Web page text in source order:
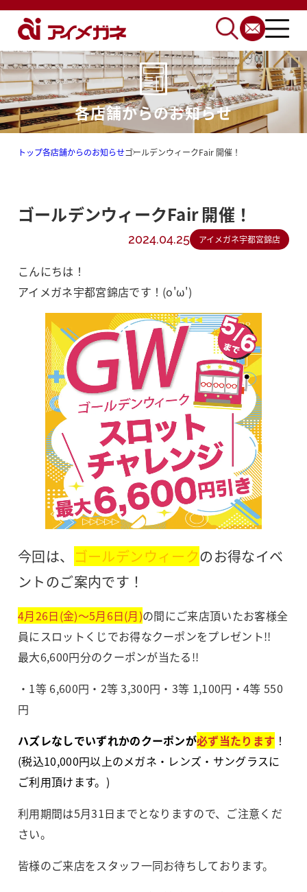
各店舗からのお知らせ
トップ各店舗からのお知らせゴールデンウィークFair 開催！
ゴールデンウィークFair 開催！
2024.04.25 アイメガネ宇都宮錦店
こんにちは！
アイメガネ宇都宮錦店です！(o'ω')
今回は、 ゴールデンウィークのお得なイベ
ントのご案内です！
4月26日(金)～5月6日(月)の間にご来店頂いたお客様全
員にスロットくじでお得なクーポンをプレゼント!!
最大6,600円分のクーポンが当たる!!
・1等 6,600円・2等 3,300円・3等 1,100円・4等 550
円
ハズレなしでいずれかのクーポンが必ず当たります ！
(税込10,000円以上のメガネ・レンズ・サングラスに
ご利用頂けます。)
利用期間は5月31日までとなりますので、ご注意くだ
さい。
皆様のご来店をスタッフ一同お待ちしております。